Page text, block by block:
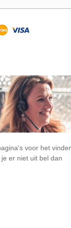
voor het
er niet uit bel dan